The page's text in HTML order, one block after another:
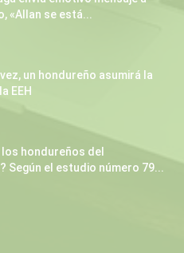
«Allan se está...
un hondureño asumirá la
EEH
los hondureños del
Según el estudio número 79...